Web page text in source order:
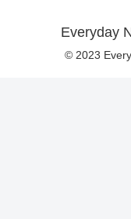
Everyday
© 2023